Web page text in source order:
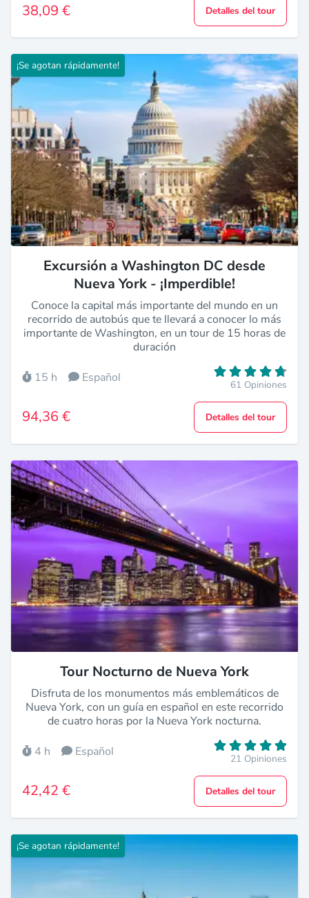
38,09 € Detalles del tour
¡Se agotan rápidamente!
Excursión a Washington DC desde
Nueva York - ¡Imperdible!
Conoce la capital más importante del mundo en un
recorrido de autobús que te llevará a conocer lo más
importante de Washington, en un tour de 15 horas de
duración
15 h Español 61 Opiniones
94,36 € Detalles del tour
Tour Nocturno de Nueva York
Disfruta de los monumentos más emblemáticos de
Nueva York, con un guía en español en este recorrido
de cuatro horas por la Nueva York nocturna.
4 h Español 21 Opiniones
42,42 € Detalles del tour
¡Se agotan rápidamente!